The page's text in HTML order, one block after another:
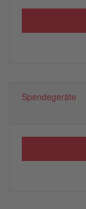
Spendegeräte